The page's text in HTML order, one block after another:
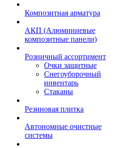
Композитная арматура
АКП (Алюминиевые
композитные панели)
Розничный ассортимент
Очки защитные
Снегоуборочный
инвентарь
Стаканы
Резиновая плитка
Автономные очистные
системы